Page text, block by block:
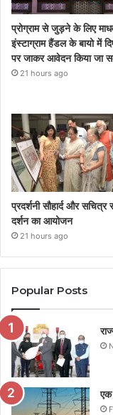
प्रोग्राम से जुड़ने के लिए
इंस्टाग्राम हैंडल के बायो में
पर जाकर आवेदन किया जा
21 hours ago
प्रदर्शनी सौहार्द और सचित्र
दर्शन का आयोजन
21 hours ago
Popular Posts
एक